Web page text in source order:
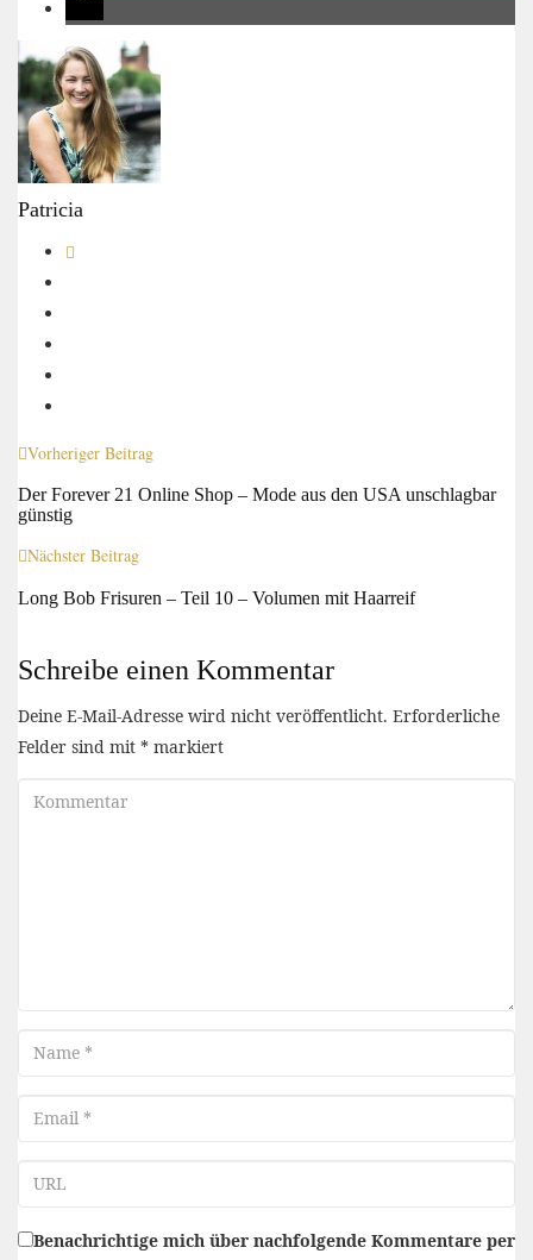
Patricia
Vorheriger Beitrag
Der Forever 21 Online Shop – Mode aus den USA unschlagbar
günstig
Nächster Beitrag
Long Bob Frisuren – Teil 10 – Volumen mit Haarreif
Schreibe einen Kommentar
Deine E-Mail-Adresse wird nicht veröffentlicht. Erforderliche
Felder sind mit * markiert
Kommentar
Name
Email
Benachrichtige mich über nachfolgende Kommentare per